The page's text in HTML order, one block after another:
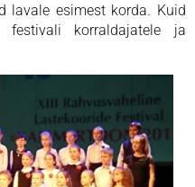
lavale esimest korda. Kuid
korraldajatele ja